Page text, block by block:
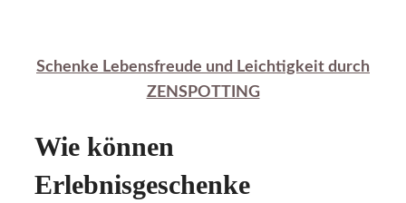
Schenke Lebensfreude und Leichtigkeit durch
ZENSPOTTING
Wie können
Erlebnisgeschenke